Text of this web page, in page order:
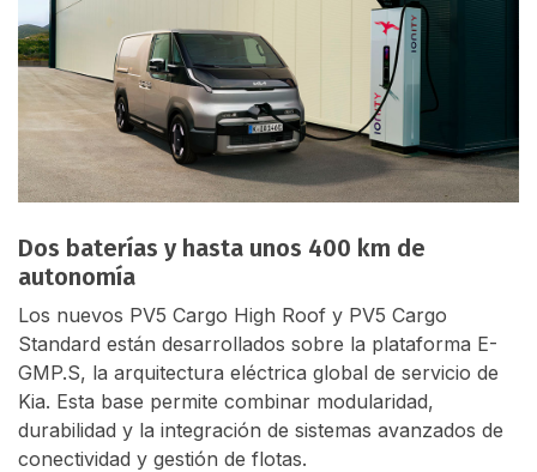
Dos baterías y hasta unos 400 km de
autonomía
Los nuevos PV5 Cargo High Roof y PV5 Cargo
Standard están desarrollados sobre la plataforma E-
GMP.S, la arquitectura eléctrica global de servicio de
Kia. Esta base permite combinar modularidad,
durabilidad y la integración de sistemas avanzados de
conectividad y gestión de flotas.